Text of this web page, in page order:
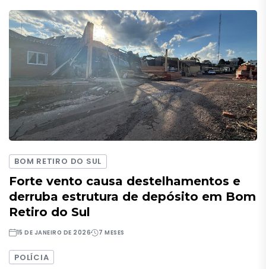
BOM RETIRO DO SUL
Forte vento causa destelhamentos e
derruba estrutura de depósito em Bom
Retiro do Sul
15 DE JANEIRO DE 2026 7 MESES
POLÍCIA